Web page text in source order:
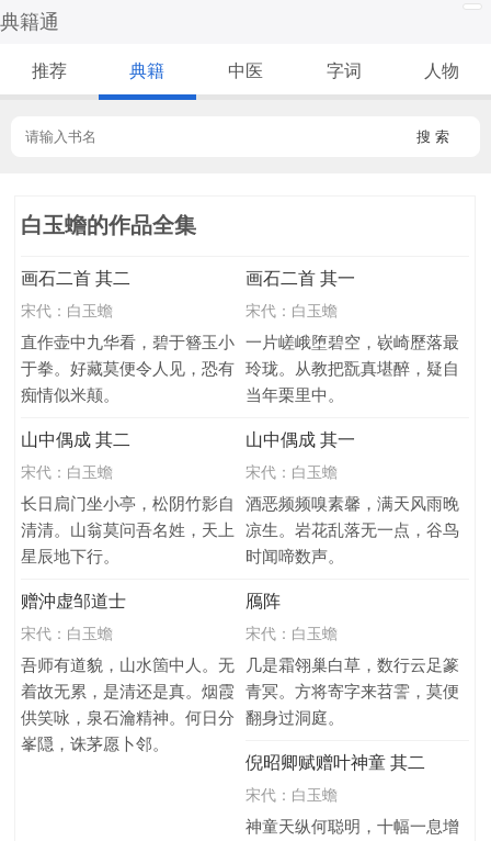
典籍通
推荐 典籍 中医 字词 人物
搜 索
白玉蟾的作品全集
画石二首 其二
宋代： 白玉蟾
直作壶中九华看，碧于簪玉小
于拳。好藏莫便令人见，恐有
痴情似米颠。
画石二首 其一
宋代： 白玉蟾
一片嵯峨堕碧空，嵚崎歷落最
玲珑。从教把翫真堪醉，疑自
当年栗里中。
山中偶成 其二
宋代： 白玉蟾
长日扃门坐小亭，松阴竹影自
清清。山翁莫问吾名姓，天上
星辰地下行。
山中偶成 其一
宋代： 白玉蟾
酒恶频频嗅素馨，满天风雨晚
凉生。岩花乱落无一点，谷鸟
时闻啼数声。
赠沖虚邹道士
宋代： 白玉蟾
吾师有道貌，山水箇中人。无
着故无累，是清还是真。烟霞
供笑咏，泉石瀹精神。何日分
峯隠，诛茅愿卜邻。
鴈阵
宋代： 白玉蟾
几是霜翎巢白草，数行云足篆
青冥。方将寄字来苕霅，莫便
翻身过洞庭。
倪昭卿赋赠叶神童 其二
宋代： 白玉蟾
神童天纵何聪明，十幅一息增